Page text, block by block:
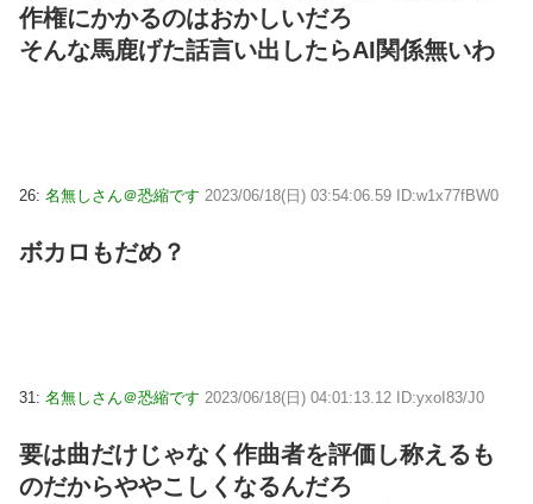
作権にかかるのはおかしいだろ
そんな馬鹿げた話言い出したらAI関係無いわ
26: 名無しさん＠恐縮です 2023/06/18(日) 03:54:06.59 ID:w1x77fBW0
ボカロもだめ？
31: 名無しさん＠恐縮です 2023/06/18(日) 04:01:13.12 ID:yxoI83/J0
要は曲だけじゃなく作曲者を評価し称えるも
のだからややこしくなるんだろ